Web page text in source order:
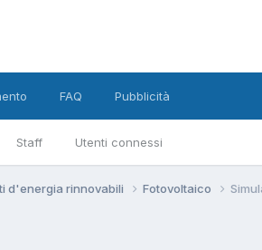
Staff Utenti connessi
FAQ Pubblicità
d'energia rinnovabili Fotovoltaico